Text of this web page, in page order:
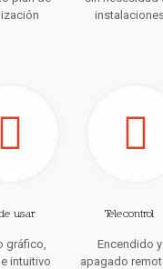
usar
gráfico,
intuitivo
Telecontrol
Encendido y
apagado